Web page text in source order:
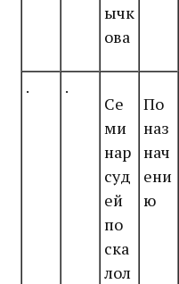
ычк
ова
. .
Се
ми
нар
суд
ей
по
ска
лол
По
наз
нач
ени
ю